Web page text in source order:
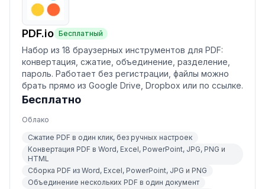
PDF.io Бесплатный
Набор из 18 браузерных инструментов для PDF:
конвертация, сжатие, объединение, разделение,
пароль. Работает без регистрации, файлы можно
брать прямо из Google Drive, Dropbox или по ссылке.
Бесплатно
Облако
Сжатие PDF в один клик, без ручных настроек
Конвертация PDF в Word, Excel, PowerPoint, JPG, PNG и
HTML
Сборка PDF из Word, Excel, PowerPoint, JPG и PNG
Объединение нескольких PDF в один документ